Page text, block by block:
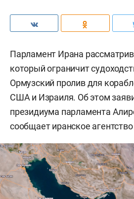
Парламент Ирана
который ограничит
Ормузский пролив для
США и Израиля. Об этом
президиума парламента
сообщает иранское агентство